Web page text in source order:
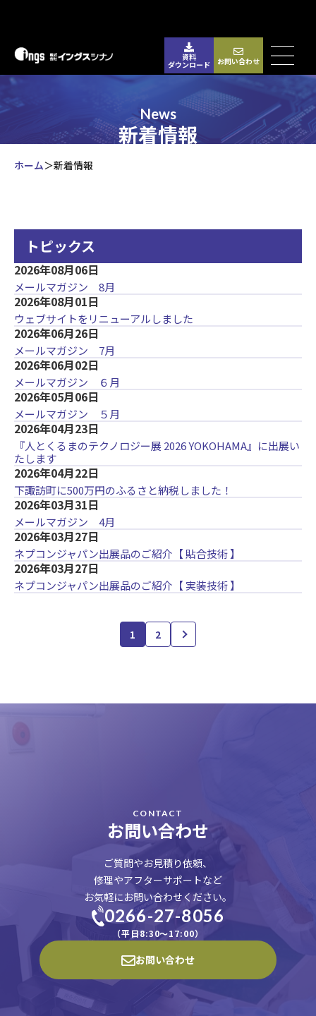
資料
ダウンロード お問い合わせ
News
新着情報
ホーム 新着情報
トピックス
2026年08月06日
メールマガジン 8月
2026年08月01日
ウェブサイトをリニューアルしました
2026年06月26日
メールマガジン 7月
2026年06月02日
メールマガジン ６月
2026年05月06日
メールマガジン ５月
2026年04月23日
『人とくるまのテクノロジー展 2026 YOKOHAMA』に出展い
たします
2026年04月22日
下諏訪町に500万円のふるさと納税しました！
2026年03月31日
メールマガジン 4月
2026年03月27日
ネプコンジャパン出展品のご紹介【 貼合技術 】
2026年03月27日
ネプコンジャパン出展品のご紹介【 実装技術 】
1 2
CONTACT
お問い合わせ
ご質問やお見積り依頼、
修理やアフターサポートなど
お気軽にお問い合わせください。
0266-27-8056
（平日8:30〜17:00）
お問い合わせ